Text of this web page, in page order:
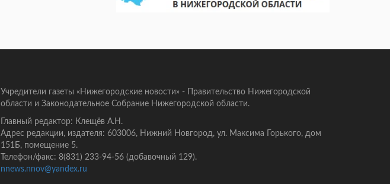
Учредители газеты «Нижегородские новости» - Правительство Нижегородской
области и Законодательное Собрание Нижегородской области.
Главный редактор: Клещёв А.Н.
Адрес редакции, издателя: 603006, Нижний Новгород, ул. Максима Горького, дом
151Б, помещение 5.
Телефон/факс: 8(831) 233-94-56 (добавочный 129).
nnews.nnov@yandex.ru